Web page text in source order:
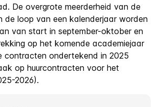
De overgrote meerderheid van de
de loop van een kalenderjaar worden
van start in september-oktober en
op het komende academiejaar
contracten ondertekend in 2025
op huurcontracten voor het
2026).